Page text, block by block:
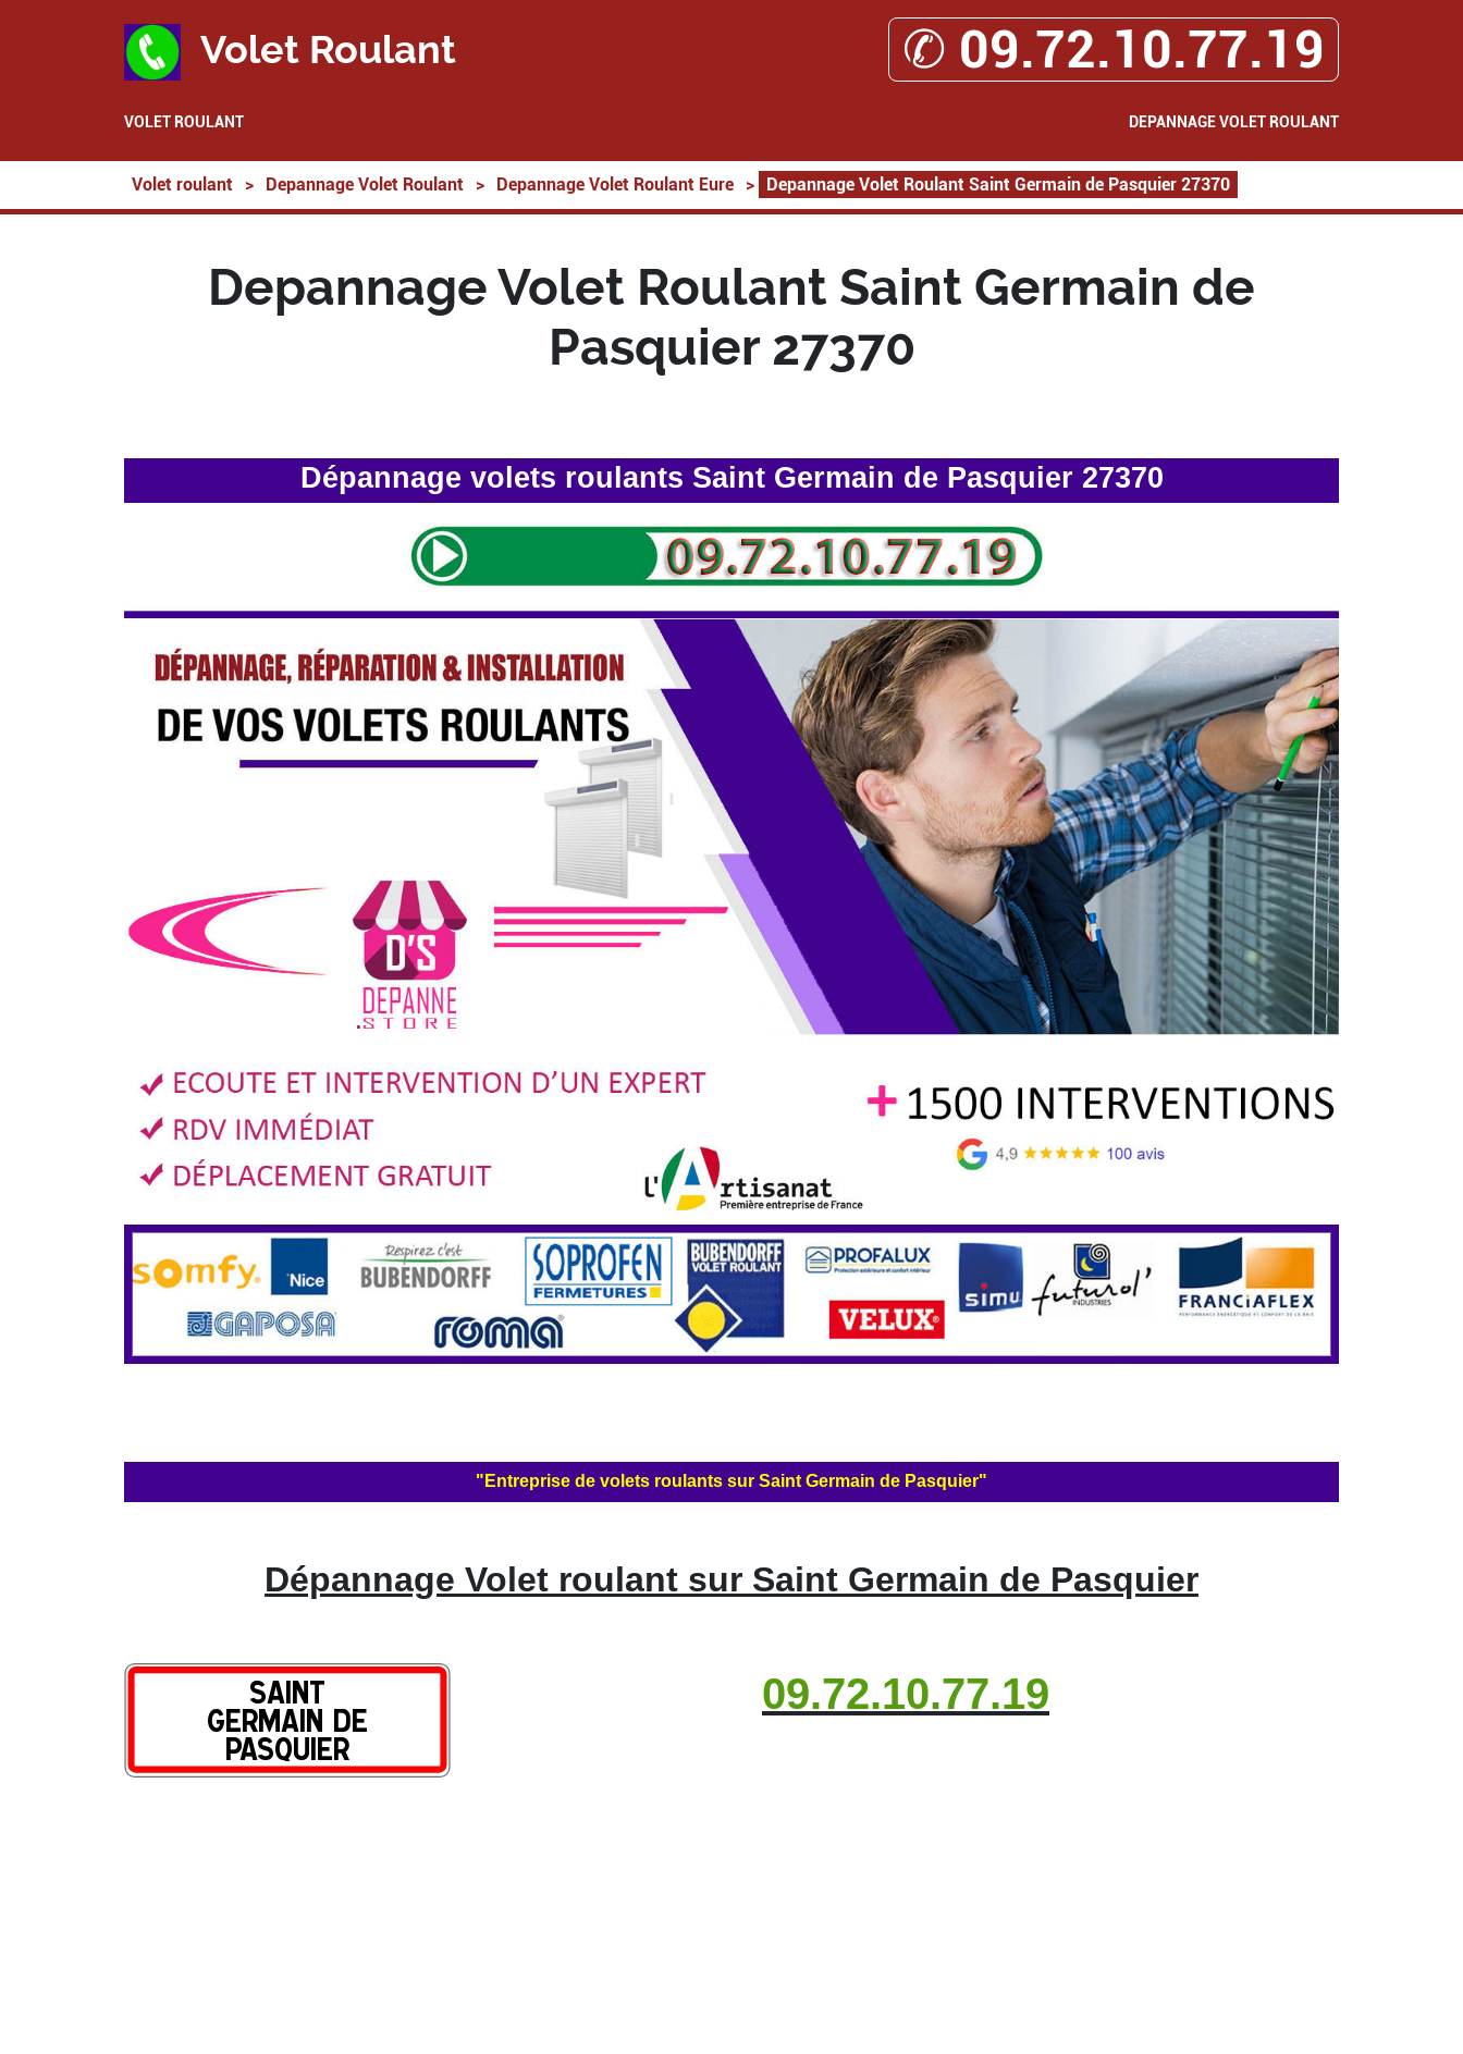
Volet Roulant ✆ 09.72.10.77.19
VOLET ROULANT DEPANNAGE VOLET ROULANT
Volet roulant > Depannage Volet Roulant > Depannage Volet Roulant Eure > Depannage Volet Roulant Saint Germain de Pasquier 27370
Depannage Volet Roulant Saint Germain de
Pasquier 27370
Dépannage volets roulants Saint Germain de Pasquier 27370
"Entreprise de volets roulants sur Saint Germain de Pasquier"
Dépannage Volet roulant sur Saint Germain de Pasquier
09.72.10.77.19